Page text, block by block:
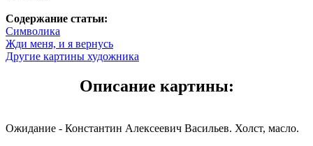
Содержание статьи:
Символика
Жди меня, и я вернусь
Другие картины художника
Описание картины:
Ожидание - Константин Алексеевич Васильев. Холст, масло.